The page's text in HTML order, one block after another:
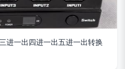
进一出四进一出五进一出转换